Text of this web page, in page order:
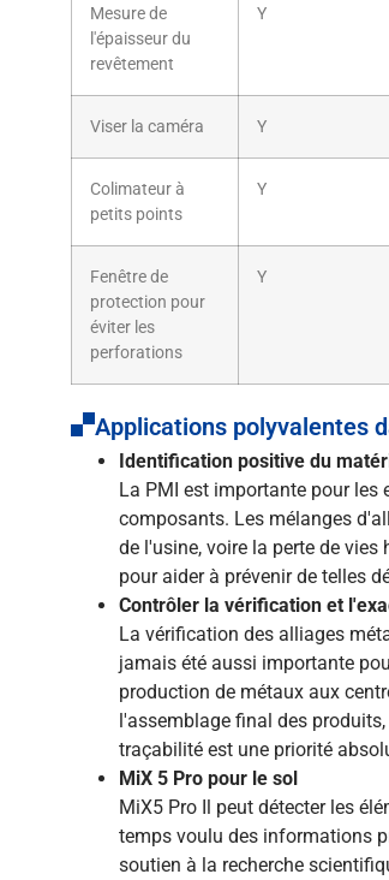
Mesure de
l'épaisseur du
revêtement
Y
Viser la caméra Y
Colimateur à
petits points
Y
Fenêtre de
protection pour
éviter les
perforations
Y
Applications polyvalentes
Identification positive du
La PMI est importante pour
composants. Les mélanges
de l'usine, voire la perte de
pour aider à prévenir de telles
Contrôler la vérification et
La vérification des alliages
jamais été aussi importante
production de métaux aux
l'assemblage final des
traçabilité est une priorité
MiX 5 Pro pour le sol
MiX5 Pro Il peut détecter les
temps voulu des informations
soutien à la recherche